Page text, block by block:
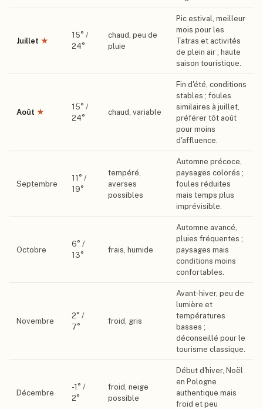
Juillet ★
15° /
24°
chaud, peu de
pluie
Pic estival, meilleur
mois pour les
Tatras et activités
de plein air ; haute
saison touristique.
Août ★
15° /
24°
chaud, variable
Fin d'été, conditions
stables ; foules
similaires à juillet,
préférer tôt août
pour moins
d'affluence.
Septembre
11 ° /
19°
tempéré,
averses
possibles
Automne précoce,
paysages colorés ;
foules réduites
mais temps plus
imprévisible.
Octobre
6° /
13°
frais, humide
Automne avancé,
pluies fréquentes ;
paysages mais
conditions moins
confortables.
Novembre
2° /
7°
froid, gris
Avant-hiver, peu de
lumière et
températures
basses ;
déconseillé pour le
tourisme classique.
Décembre
-1 ° /
2°
froid, neige
possible
Début d'hiver, Noël
en Pologne
authentique mais
froid et peu